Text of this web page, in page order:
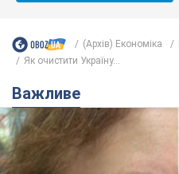
(Архів) Економіка
Як очистити Україну...
Важливе